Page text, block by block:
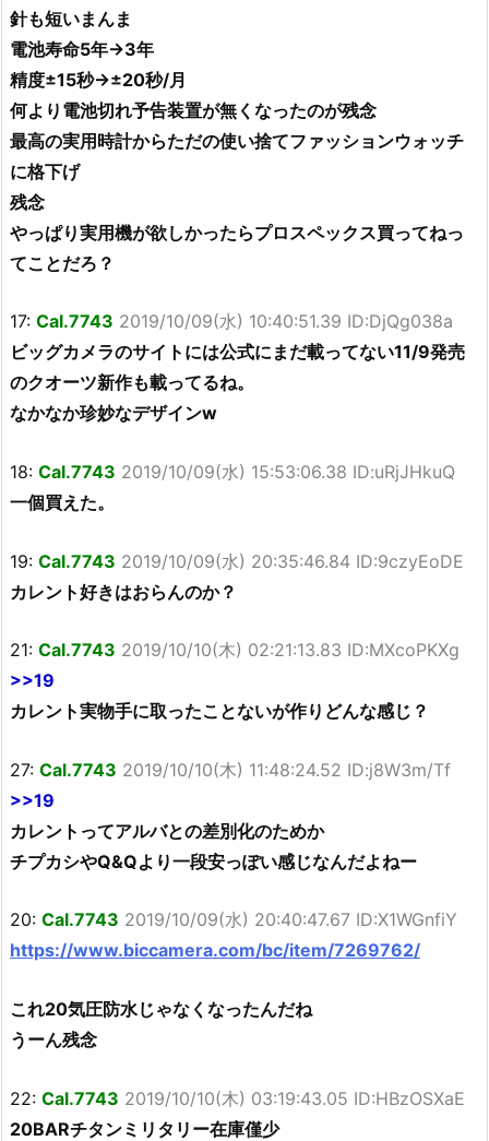
針も短いまんま
電池寿命5年→3年
精度±15秒→±20秒/月
何より電池切れ予告装置が無くなったのが残念
最高の実用時計からただの使い捨てファッションウォッチ
に格下げ
残念
やっぱり実用機が欲しかったらプロスペックス買ってねっ
てことだろ？
17: Cal.7743 2019/10/09(水) 10:40:51.39 ID:DjQg038a
ビッグカメラのサイトには公式にまだ載ってない11/9発売
のクオーツ新作も載ってるね。
なかなか珍妙なデザインw
18: Cal.7743 2019/10/09(水) 15:53:06.38 ID:uRjJHkuQ
一個買えた。
19: Cal.7743 2019/10/09(水) 20:35:46.84 ID:9czyEoDE
カレント好きはおらんのか？
21: Cal.7743 2019/10/10(木) 02:21:13.83 ID:MXcoPKXg
>>19
カレント実物手に取ったことないが作りどんな感じ？
27: Cal.7743 2019/10/10(木) 11:48:24.52 ID:j8W3m/Tf
>>19
カレントってアルバとの差別化のためか
チプカシやQ&Qより一段安っぽい感じなんだよねー
20: Cal.7743 2019/10/09(水) 20:40:47.67 ID:X1WGnfiY
https://www.biccamera.com/bc/item/7269762/
これ20気圧防水じゃなくなったんだね
うーん残念
22: Cal.7743 2019/10/10(木) 03:19:43.05 ID:HBzOSXaE
20BARチタンミリタリー在庫僅少